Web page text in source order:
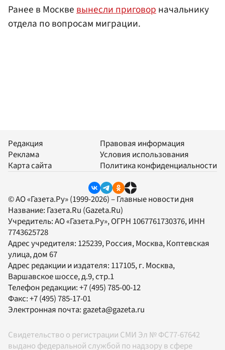
Ранее в Москвевынесли приговорначальнику
отдела по вопросам миграции.
Редакция
Реклама
Карта сайта
Правовая информация
Условия использования
Политика конфиденциальности
© АО «Газета.Ру» (1999-2026) – Главные новости дня
Название: Газета.Ru (Gazeta.Ru)
Учредитель:АО «Газета.Ру», ОГРН 1067761730376, ИНН
7743625728
Адрес учредителя: 125239, Россия, Москва, Коптевская
улица, дом 67
Адрес редакции и издателя: 117105, г. Москва,
Варшавское шоссе, д.9, стр.1
Телефон редакции:+7 (495) 785-00-12
Факс:+7 (495) 785-17-01
Электронная почта: gazeta@gazeta.ru
Свидетельство о регистрации СМИ Эл № ФС77-67642
выдано федеральной службой по надзору в сфере